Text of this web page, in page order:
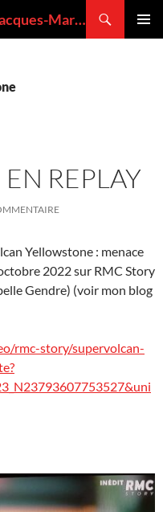
VOLCANMANIA : le blog de Jacques-Marie BARDINTZEFF, volcanologue
REPLAY
Yellowstone : menace
2022 sur RMC Story
Gendre) (voir mon blog
rmc-story/supervolcan-